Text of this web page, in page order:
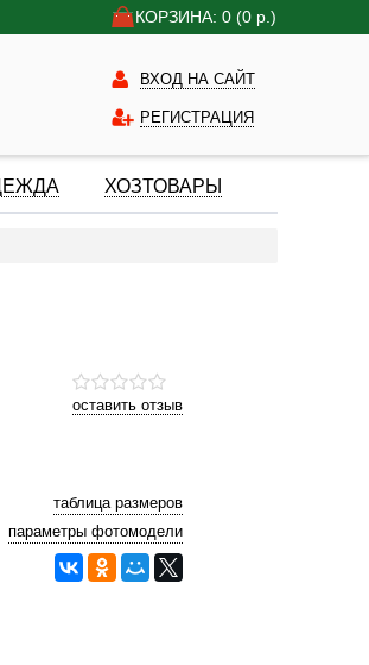
КОРЗИНА: 0 (0 р.)
ВХОД НА САЙТ
РЕГИСТРАЦИЯ
ХОЗТОВАРЫ
оставить отзыв
таблица размеров
параметры фотомодели